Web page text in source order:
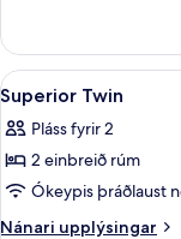
rúm
herbergi
fyrir
tvo,
tvö
rúm
Skoða
allar
myndir
fyrir
Superior
Twin
15
Superior Twin
Pláss fyrir 2
2 einbreið rúm
Ókeypis þráðlaust
Nánari upplýsingar
Nánari